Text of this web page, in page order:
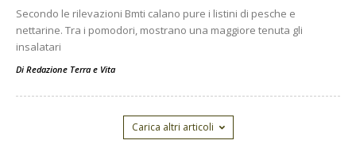
Secondo le rilevazioni Bmti calano pure i listini di pesche e
nettarine. Tra i pomodori, mostrano una maggiore tenuta gli
insalatari
Di Redazione Terra e Vita
Carica altri articoli